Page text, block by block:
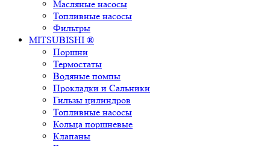
Масляные насосы
Топливные насосы
Фильтры
MITSUBISHI ®
Поршни
Термостаты
Водяные помпы
Прокладки и Сальники
Гильзы цилиндров
Топливные насосы
Кольца поршневые
Клапаны